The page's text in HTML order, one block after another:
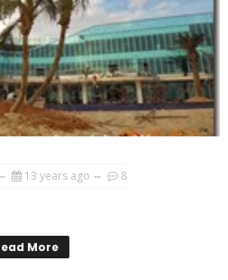
13 years ago 8
More